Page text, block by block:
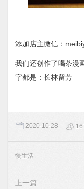
添加店主微信：
我们还创作了喝茶漫
字都是：长林留芳
2020-10-28
慢生活
上一篇